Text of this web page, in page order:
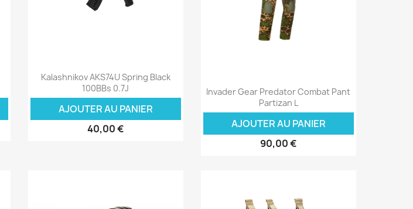
Aperçu rapide
Kalashnikov AKS74U Spring Black
100BBs 0.7J
AJOUTER AU PANIER
40,00 €
Aperçu rapide
Invader Gear Predator Combat Pant
Partizan L
AJOUTER AU PANIER
90,00 €